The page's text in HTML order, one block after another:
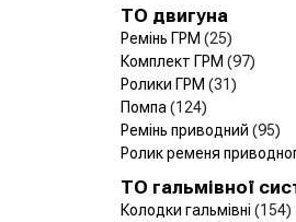
ТО двигуна
Ремінь ГРМ (25)
Комплект ГРМ (97)
Ролики ГРМ (31)
Помпа (124)
Ремінь приводний (95)
Ролик ременя
ТО гальмівної
Колодки гальмівні (154)